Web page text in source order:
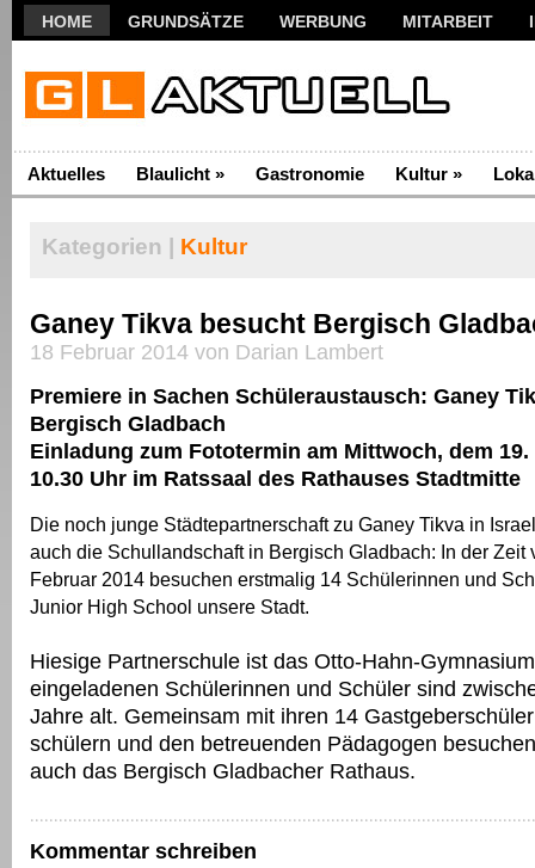
HOME GRUNDSÄTZE WERBUNG MITARBEIT
Aktuelles Blaulicht » Gastronomie Kultur »
Kategorien | Kultur
Ganey Tikva besucht Bergisch
18 Februar 2014 von Darian Lambert
Premiere in Sachen Schüleraustausch: Ganey
Bergisch Gladbach
Einladung zum Fototermin am Mittwoch, dem
10.30 Uhr im Ratssaal des Rathauses Stadtmitte
Die noch junge Städtepartnerschaft zu Ganey Tikva in
auch die Schullandschaft in Bergisch Gladbach: In der Zeit
Februar 2014 besuchen erstmalig 14 Schülerinnen und
Junior High School unsere Stadt.
Hiesige Partnerschule ist das Otto-Hahn-
eingeladenen Schülerinnen und Schüler sind
Jahre alt. Gemeinsam mit ihren 14
schülern und den betreuenden Pädagogen
auch das Bergisch Gladbacher Rathaus.
Kommentar schreiben